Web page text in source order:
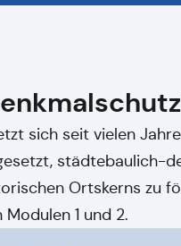
sich seit vielen
städtebaulich-
Ortskerns zu
1 und 2.